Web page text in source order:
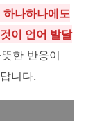
하나하나에도
이 언어 발달
한 반응이
니다.